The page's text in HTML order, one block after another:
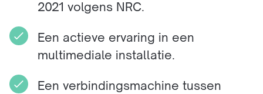
2021 volgens NRC.
Een actieve ervaring in een
multimediale installatie.
Een verbindingsmachine tussen